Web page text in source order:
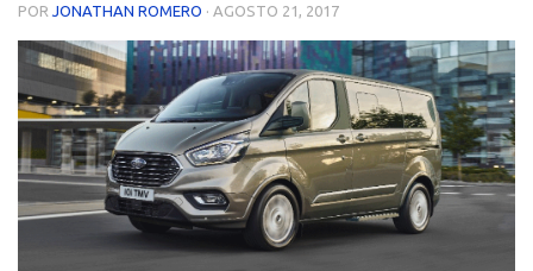
POR JONATHAN ROMERO · AGOSTO 21, 2017